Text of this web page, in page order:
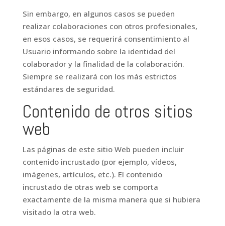
Sin embargo, en algunos casos se pueden
realizar colaboraciones con otros profesionales,
en esos casos, se requerirá consentimiento al
Usuario informando sobre la identidad del
colaborador y la finalidad de la colaboración.
Siempre se realizará con los más estrictos
estándares de seguridad.
Contenido de otros sitios
web
Las páginas de este sitio Web pueden incluir
contenido incrustado (por ejemplo, vídeos,
imágenes, artículos, etc.). El contenido
incrustado de otras web se comporta
exactamente de la misma manera que si hubiera
visitado la otra web.